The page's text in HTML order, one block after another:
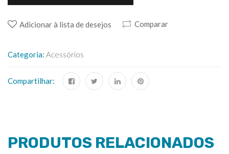
Adicionar à lista de desejos Comparar
Categoria: Acessórios
Compartilhar:
PRODUTOS RELACIONADOS